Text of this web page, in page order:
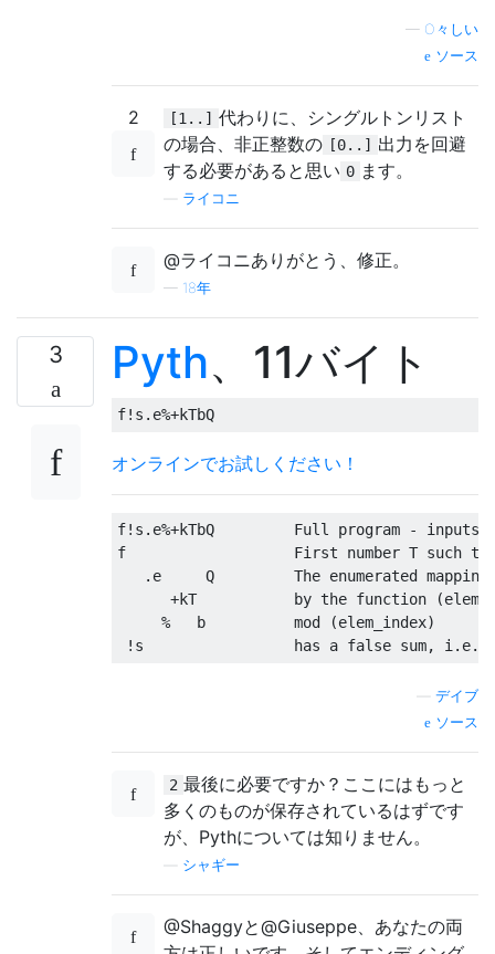
— Ο々しい
ソース
2 [1..] 代わりに、シングルトンリスト
の場合、非正整数の [0..]
出力を回避
する必要があると思い 0 ます。
ライコニ
@ライコニありがとう、修正。
— 18年
3 Pyth、11バイト
オンラインでお試しください！
f!s.e%+kTbQ         Full program -
f                   First number T such
.e     Q         The enumerated mapping
+kT           by the function
     %   b          mod (elem_index)
デイブ
ソース
2 最後に必要ですか？ここにはもっと
多くのものが保存されているはずです
が、Pythについては知りません。
シャギー
@Shaggyと@Giuseppe、あなたの両